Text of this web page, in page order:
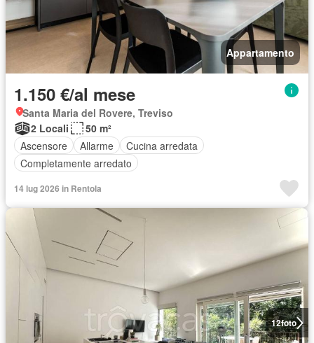
Appartamento
1.150 €/al mese
Santa Maria del Rovere, Treviso
2 Locali
50 m²
Ascensore
Allarme
Cucina arredata
Completamente arredato
14 lug 2026 in Rentola
12foto